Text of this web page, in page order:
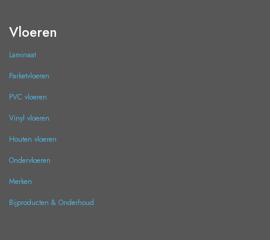
Vloeren
Laminaat
Parketvloeren
PVC vloeren
Vinyl vloeren
Houten vloeren
Ondervloeren
Merken
Bijproducten & Onderhoud